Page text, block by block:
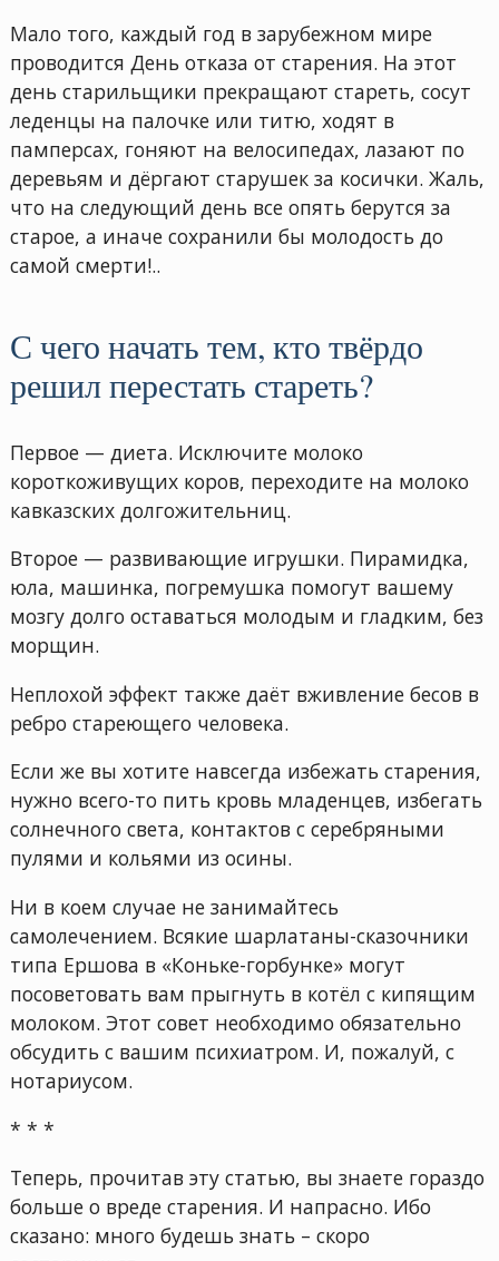
Мало того, каждый год в зарубежном мире
проводится День отказа от старения. На этот
день старильщики прекращают стареть, сосут
леденцы на палочке или титю, ходят в
памперсах, гоняют на велосипедах, лазают по
деревьям и дёргают старушек за косички. Жаль,
что на следующий день все опять берутся за
старое, а иначе сохранили бы молодость до
самой смерти!..
С чего начать тем, кто твёрдо
решил перестать стареть?
Первое — диета. Исключите молоко
короткоживущих коров, переходите на молоко
кавказских долгожительниц.
Второе — развивающие игрушки. Пирамидка,
юла, машинка, погремушка помогут вашему
мозгу долго оставаться молодым и гладким, без
морщин.
Неплохой эффект также даёт вживление бесов в
ребро стареющего человека.
Если же вы хотите навсегда избежать старения,
нужно всего-то пить кровь младенцев, избегать
солнечного света, контактов с серебряными
пулями и кольями из осины.
Ни в коем случае не занимайтесь
самолечением. Всякие шарлатаны-сказочники
типа Ершова в «Коньке-горбунке» могут
посоветовать вам прыгнуть в котёл с кипящим
молоком. Этот совет необходимо обязательно
обсудить с вашим психиатром. И, пожалуй, с
нотариусом.
* * *
Теперь, прочитав эту статью, вы знаете гораздо
больше о вреде старения. И напрасно. Ибо
сказано: много будешь знать – скоро